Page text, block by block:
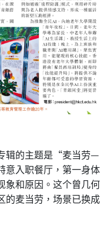
辑的主题是“麦当劳—
入职餐厅，第一身体
象和原因。这个曾几何
的麦当劳，场景已换成